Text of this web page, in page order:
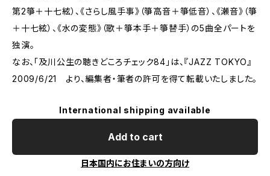
第2箏＋十七絃）、《さらし風手事》（箏高音＋箏低音）、《瀬音》（箏
＋十七絃）、《水の変態》（歌＋箏本手＋箏替手）の5曲全パートを
独演。
なお、「及川公生の聴きどころチェック84」は、『JAZZ TOKYO』
2009/6/21 より、編集者・筆者の許可を得て転載いたしました。
International shipping available
Add to cart
日本国内にお住まいの方向け